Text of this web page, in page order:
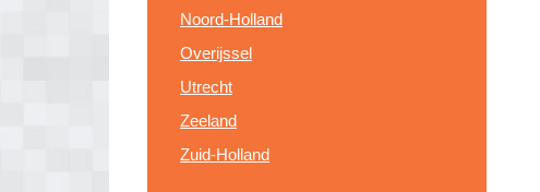
Noord-Holland
Overijssel
Utrecht
Zeeland
Zuid-Holland